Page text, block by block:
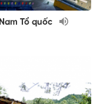
Tổ quốc